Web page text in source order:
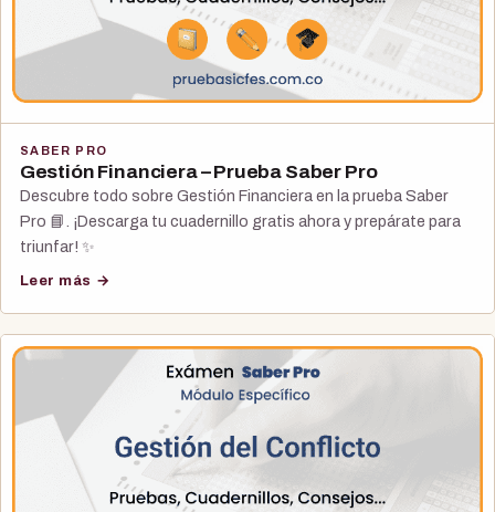
SABER PRO
Gestión Financiera – Prueba Saber Pro
Descubre todo sobre Gestión Financiera en la prueba Saber
Pro 📘. ¡Descarga tu cuadernillo gratis ahora y prepárate para
triunfar! ✨
Leer más →